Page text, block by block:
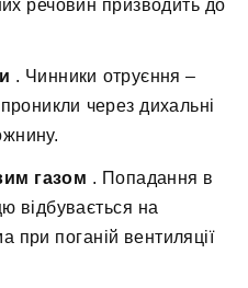
речовин призводить до
. Чинники отруєння –
через дихальні
газом . Попадання в
відбувається на
при поганій вентиляції